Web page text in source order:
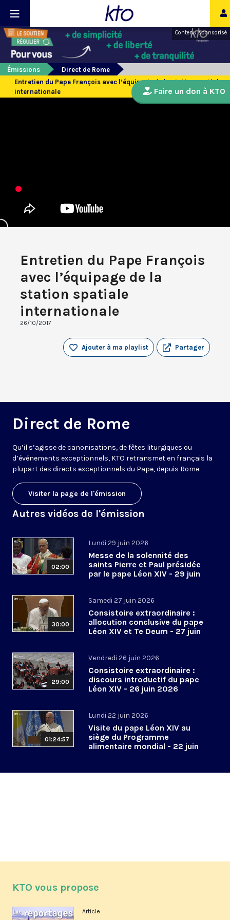
Contenu sponsorisé
Émissions
Direct de Rome
Entretien du Pape François avec l’équipage de la station spatiale
internationale
Entretien du Pape François
avec l’équipage de la
station spatiale
internationale
26/10/2017
Partager
Ajouter à ma playlist
Direct de Rome
Qu’il s’agisse de canonisations, de fêtes liturgiques ou
d’événements exceptionnels, KTO retransmet en français la
plupart des directs exceptionnels du Pape, depuis Rome.
Visiter la page de l'émission
Autres vidéos de l'émission
02:00
Lundi 29 juin 2026
Messe de la solennité des
saints Pierre et Paul présidée
par le pape Léon XIV - 29 juin
30:00
Samedi 27 juin 2026
Consistoire extraordinaire :
allocution conclusive du pape
Léon XIV et Te Deum - 27 juin
29:00
Vendredi 26 juin 2026
Consistoire extraordinaire :
discours introductif du pape
Léon XIV - 26 juin 2026
01:24:57
Lundi 22 juin 2026
Visite du pape Léon XIV au
siège du Programme
alimentaire mondial - 22 juin
Faire un don à KTO
KTO vous propose
Article